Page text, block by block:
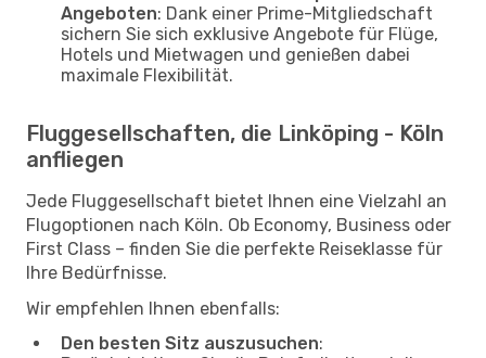
Angeboten: Dank einer Prime-Mitgliedschaft
sichern Sie sich exklusive Angebote für Flüge,
Hotels und Mietwagen und genießen dabei
maximale Flexibilität.
Fluggesellschaften, die Linköping - Köln
anfliegen
Jede Fluggesellschaft bietet Ihnen eine Vielzahl an
Flugoptionen nach Köln. Ob Economy, Business oder
First Class – finden Sie die perfekte Reiseklasse für
Ihre Bedürfnisse.
Wir empfehlen Ihnen ebenfalls:
Den besten Sitz auszusuchen: